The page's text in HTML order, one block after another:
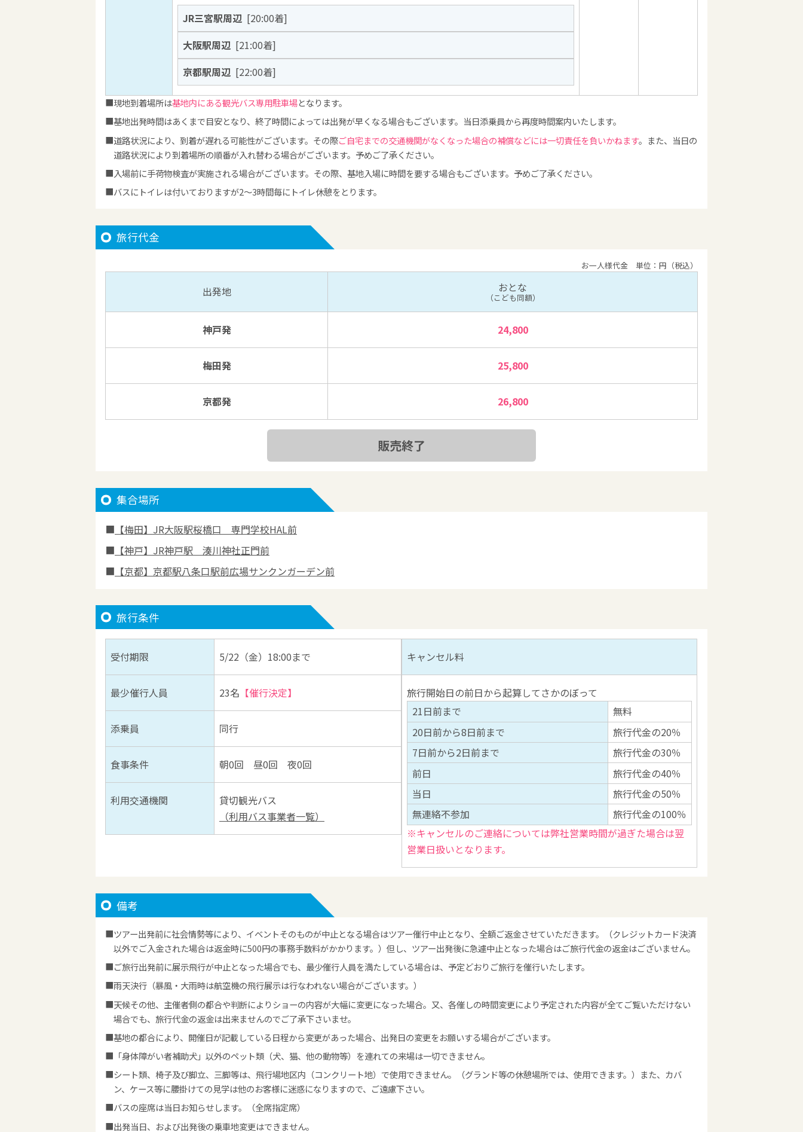
JR三宮駅周辺 [20:00着]
大阪駅周辺 [21:00着]
京都駅周辺 [22:00着]
現地到着場所は基地内にある観光バス専用駐車場となります。
基地出発時間はあくまで目安となり、終了時間によっては出発が早くなる場合もございます。当日添乗員から再度時間案内いたします。
道路状況により、到着が遅れる可能性がございます。その際ご自宅までの交通機関がなくなった場合の補償などには一切責任を負いかねます。また、当日の
道路状況により到着場所の順番が入れ替わる場合がございます。予めご了承ください。
入場前に手荷物検査が実施される場合がございます。その際、基地入場に時間を要する場合もございます。予めご了承ください。
バスにトイレは付いておりますが2～3時間毎にトイレ休憩をとります。
旅行代金
お一人様代金 単位：円（税込）
出発地 おとな
（こども同額）
神戸発 24,800
梅田発 25,800
京都発 26,800
販売終了
集合場所
【梅田】JR大阪駅桜橋口 専門学校HAL前
【神戸】JR神戸駅 湊川神社正門前
【京都】京都駅八条口駅前広場サンクンガーデン前
旅行条件
受付期限 5/22（金）18:00まで
最少催行人員 23名 【催行決定】
添乗員 同行
食事条件 朝0回 昼0回 夜0回
利用交通機関
貸切観光バス
（利用バス事業者一覧）
キャンセル料
旅行開始日の前日から起算してさかのぼって
21日前まで
無料
20日前から8日前まで
旅行代金の20％
7日前から2日前まで
旅行代金の30％
前日
旅行代金の40％
当日
旅行代金の50％
無連絡不参加
旅行代金の100％
※キャンセルのご連絡については弊社営業時間が過ぎた場合は翌
営業日扱いとなります。
備考
ツアー出発前に社会情勢等により、イベントそのものが中止となる場合はツアー催行中止となり、全額ご返金させていただきます。（クレジットカード決済
以外でご入金された場合は返金時に500円の事務手数料がかかります。）但し、ツアー出発後に急遽中止となった場合はご旅行代金の返金はございません。
ご旅行出発前に展示飛行が中止となった場合でも、最少催行人員を満たしている場合は、予定どおりご旅行を催行いたします。
雨天決行（暴風・大雨時は航空機の飛行展示は行なわれない場合がございます。）
天候その他、主催者側の都合や判断によりショーの内容が大幅に変更になった場合。又、各催しの時間変更により予定された内容が全てご覧いただけない
場合でも、旅行代金の返金は出来ませんのでご了承下さいませ。
基地の都合により、開催日が記載している日程から変更があった場合、出発日の変更をお願いする場合がございます。
「身体障がい者補助犬」以外のペット類（犬、猫、他の動物等）を連れての来場は一切できません。
シート類、椅子及び脚立、三脚等は、飛行場地区内（コンクリート地）で使用できません。（グランド等の休憩場所では、使用できます。）また、カバ
ン、ケース等に腰掛けての見学は他のお客様に迷惑になりますので、ご遠慮下さい。
バスの座席は当日お知らせします。（全席指定席）
出発当日、および出発後の乗車地変更はできません。